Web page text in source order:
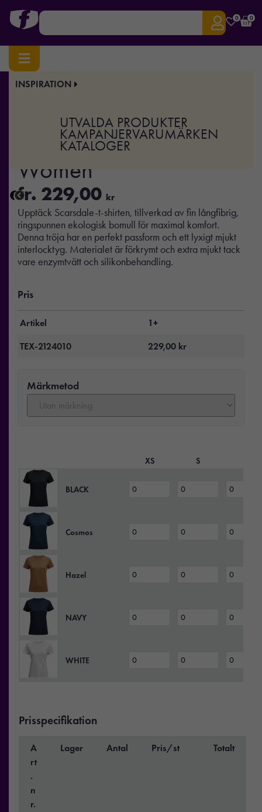
0 0
INSPIRATION
UTVALDA PRODUKTER
KAMPANJERVARUMÄRKEN
KATALOGER
Hem/Profilkläder/T-shirts & Toppar
Scarsdale T-Shirt
Women
fr. 229,00 kr
Upptäck Scarsdale-t-shirten, tillverkad av fin långfibrig,
ringspunnen ekologisk bomull för maximal komfort.
Denna tröja har en perfekt passform och ett lyxigt mjukt
interlocktyg. Materialet är förkrymt och extra mjukt tack
vare enzymtvätt och silikonbehandling.
Pris
Artikel
1+
TEX-2124010
229,00 kr
Märkmetod
XS S
BLACK
Cosmos
Hazel
NAVY
WHITE
Prisspecifikation
A
rt
.
n
r.
Lager Antal Pris/st Totalt